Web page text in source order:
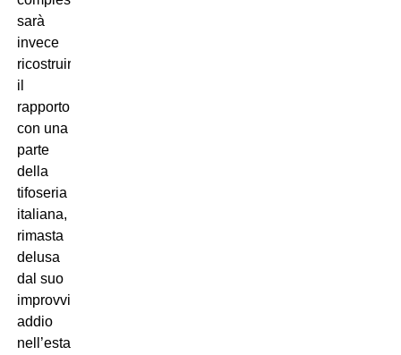
sarà
invece
ricostruire
il
rapporto
con una
parte
della
tifoseria
italiana,
rimasta
delusa
dal suo
improvviso
addio
nell’estate